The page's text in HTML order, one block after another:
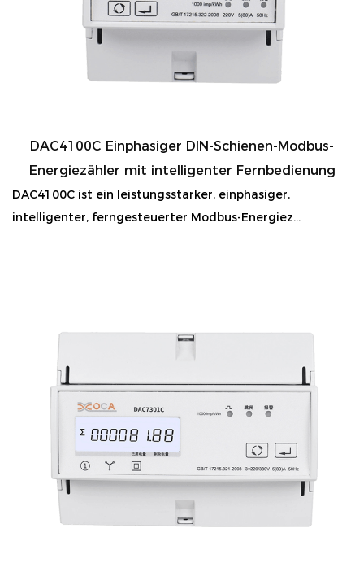
DAC4100C Einphasiger DIN-Schienen-Modbus-
Energiezähler mit intelligenter Fernbedienung
DAC4100C ist ein leistungsstarker, einphasiger,
intelligenter, ferngesteuerter Modbus-Energiez...